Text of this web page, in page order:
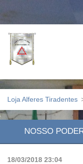
Loja Alferes Tiradentes
NOSSO
18/03/2018 23:04